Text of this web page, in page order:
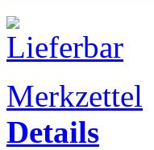
Merkzettel
Details